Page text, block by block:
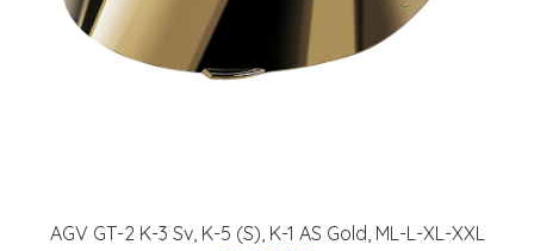
AGV GT-2 K-3 Sv, K-5 (S), K-1 AS Gold, ML-L-XL-XXL